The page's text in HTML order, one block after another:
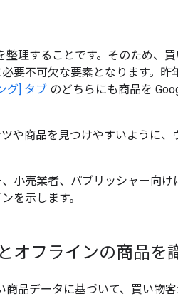
整理することです。そのため、
要不可欠な要素となります。
グ] タブ のどちらにも商品を
ツや商品を見つけやすいように
、小売業者、パブリッシャー向
を示します。
オフラインの商品を
商品データに基づいて、買い物